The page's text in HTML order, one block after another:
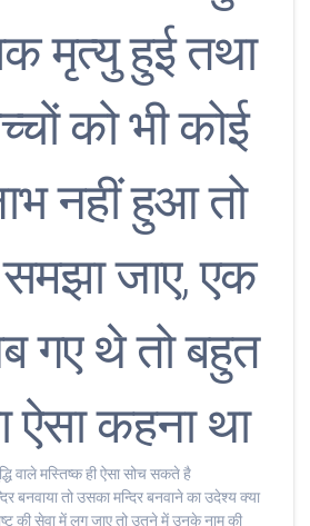
मृत्यु हुई तथा
को भी कोई
नहीं हुआ तो
जाए, एक
गए थे तो बहुत
ऐसा कहना था
वाले मस्तिष्क ही ऐसा सोच सकते है
बनवाया तो उसका मन्दिर बनवाने का उदेश्य क्या
की सेवा में लग जाए तो उतने में उनके नाम की